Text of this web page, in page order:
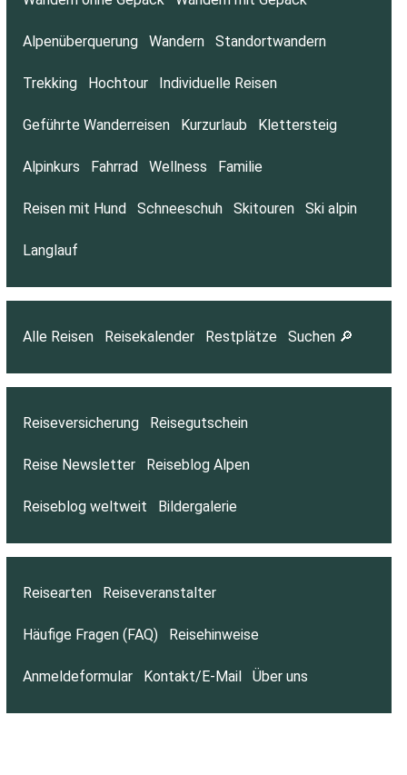
Alpenüberquerung Wandern Standortwandern
Trekking Hochtour Individuelle Reisen
Geführte Wanderreisen Kurzurlaub Klettersteig
Alpinkurs Fahrrad Wellness Familie
Reisen mit Hund Schneeschuh Skitouren Ski alpin
Langlauf
Alle Reisen Reisekalender Restplätze Suchen 🔎
Reiseversicherung Reisegutschein
Reise Newsletter Reiseblog Alpen
Reiseblog weltweit Bildergalerie
Reisearten Reiseveranstalter
Häufige Fragen (FAQ) Reisehinweise
Anmeldeformular Kontakt/E-Mail Über uns